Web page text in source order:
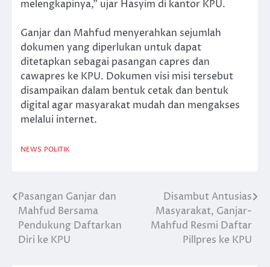
melengkapinya,” ujar Hasyim di kantor KPU.
Ganjar dan Mahfud menyerahkan sejumlah
dokumen yang diperlukan untuk dapat
ditetapkan sebagai pasangan capres dan
cawapres ke KPU. Dokumen visi misi tersebut
disampaikan dalam bentuk cetak dan bentuk
digital agar masyarakat mudah dan mengakses
melalui internet.
NEWS POLITIK
Post
navigation
Pasangan Ganjar dan
Mahfud Bersama
Pendukung Daftarkan
Diri ke KPU
Disambut Antusias
Masyarakat, Ganjar-
Mahfud Resmi Daftar
Pillpres ke KPU